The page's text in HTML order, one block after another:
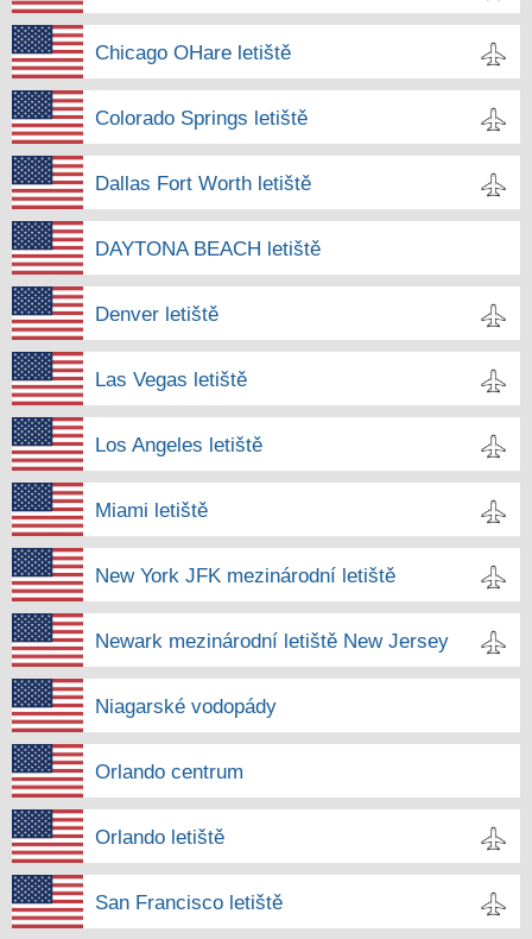
Chicago OHare letiště
Colorado Springs letiště
Dallas Fort Worth letiště
DAYTONA BEACH letiště
Denver letiště
Las Vegas letiště
Los Angeles letiště
Miami letiště
New York JFK mezinárodní letiště
Newark mezinárodní letiště New Jersey
Niagarské vodopády
Orlando centrum
Orlando letiště
San Francisco letiště